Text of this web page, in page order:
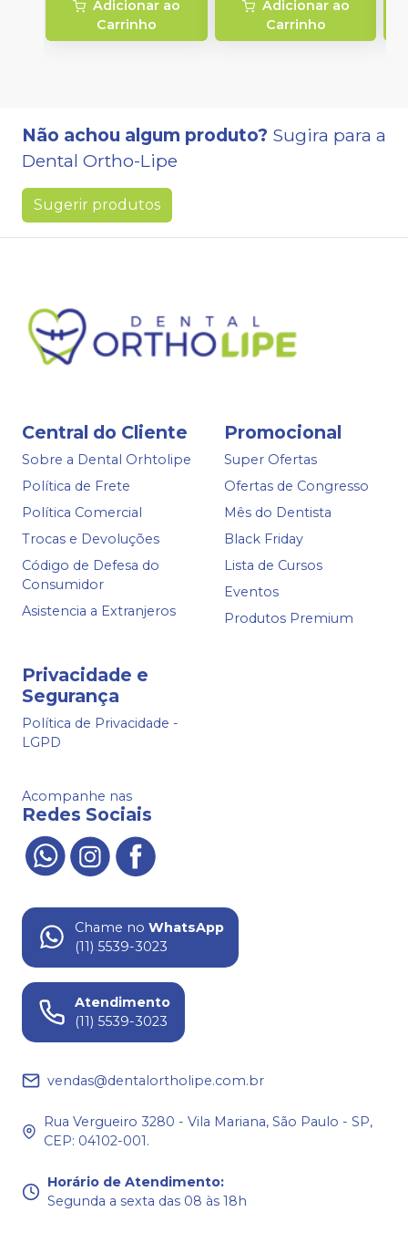
Adicionar ao
Carrinho
Adicionar ao
Carrinho
Não achou algum produto? Sugira para a
Dental Ortho-Lipe
Sugerir produtos
Central do Cliente
Sobre a Dental Orhtolipe
Política de Frete
Política Comercial
Trocas e Devoluções
Código de Defesa do
Consumidor
Asistencia a Extranjeros
Promocional
Super Ofertas
Ofertas de Congresso
Mês do Dentista
Black Friday
Lista de Cursos
Eventos
Produtos Premium
Privacidade e
Segurança
Política de Privacidade -
LGPD
Acompanhe nas
Redes Sociais
Chame no WhatsApp
(11) 5539-3023
Atendimento
(11) 5539-3023
vendas@dentalortholipe.com.br
Rua Vergueiro 3280 - Vila Mariana, São Paulo - SP,
CEP: 04102-001.
Horário de Atendimento:
Segunda a sexta das 08 às 18h